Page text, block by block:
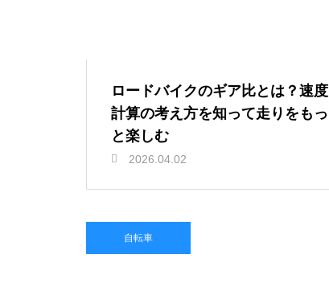
ロードバイクのギア比とは？速度
計算の考え方を知って走りをもっ
と楽しむ
2026.04.02
自転車